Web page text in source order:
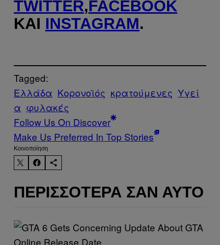
TWITTER,FACEBOOK
ΚΑΙ INSTAGRAM.
Tagged:
Ελλάδα Κορονοϊός κρατούμενες Υγεί
α φυλακές
Follow Us On Discover
Make Us Preferred In Top Stories
Kοινοποίηση
ΠΕΡΙΣΣΌΤΕΡΑ ΣΑΝ ΑΥΤΌ